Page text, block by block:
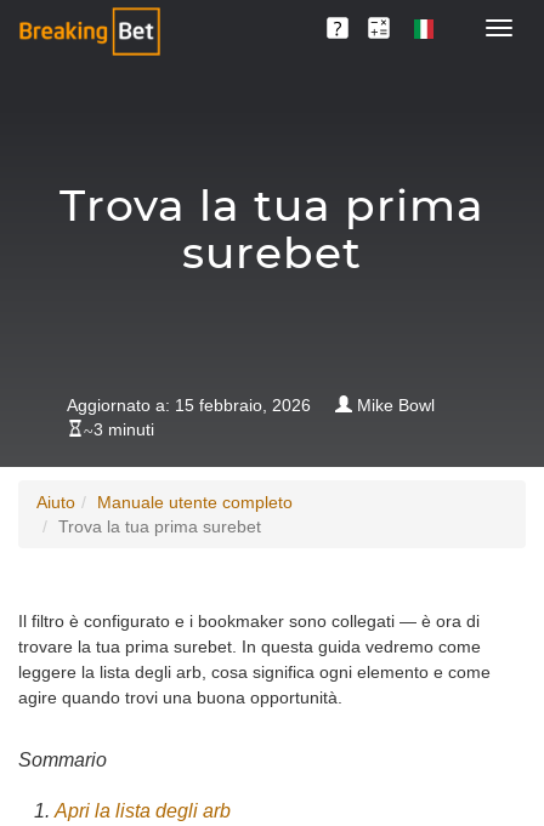
Trova la tua prima
surebet
Mike Bowl
Aggiornato a: 15 febbraio, 2026
~3 minuti
Aiuto
Manuale utente completo
Trova la tua prima surebet
Il filtro è configurato e i bookmaker sono collegati — è ora di
trovare la tua prima surebet. In questa guida vedremo come
leggere la lista degli arb, cosa significa ogni elemento e come
agire quando trovi una buona opportunità.
Sommario
Apri la lista degli arb